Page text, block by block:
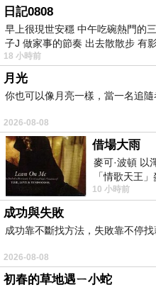
推薦給你，希望你也
C025B
純銀 串珠 客製化 - C025B
網址:
http://
純銀 串珠 客製化 - C025B
日記0808
早上很現世安穩 中午吃碗熱門的
子J 做家事的節奏 出去散散步 有
18 小時前
月光
你也可以像月亮一樣，當一名追隨
2026-08-08
借場大雨
麥可·波頓 以
「情歌天王
瘤「祈禱早日
10 小時前
成功與失敗
成功靠不斷找方法，失敗靠不停找
2026-08-08
初春的草地遇ㄧ小蛇